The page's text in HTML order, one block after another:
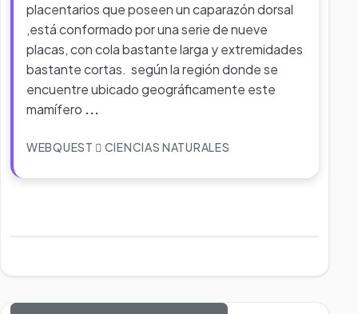
placentarios que poseen un caparazón dorsal
,está conformado por una serie de nueve
placas, con cola bastante larga y extremidades
bastante cortas. según la región donde se
encuentre ubicado geográficamente este
mamífero ...
WEBQUEST CIENCIAS NATURALES